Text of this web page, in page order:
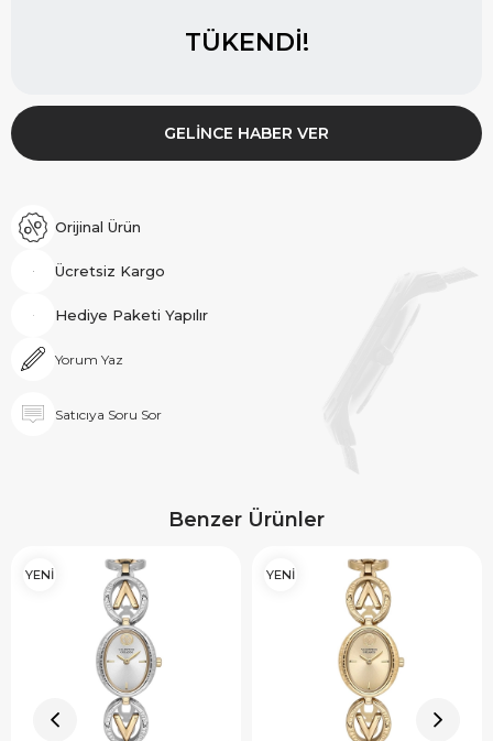
TÜKENDI!
GELINCE HABER VER
Orijinal Ürün
Ücretsiz Kargo
Hediye Paketi Yapılır
Yorum Yaz
Satıcıya Soru Sor
Benzer Ürünler
YENİ YENİ